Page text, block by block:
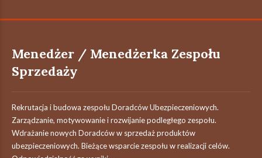
Menedżer / Menedżerka Zespołu
Sprzedaży
Rekrutacja i budowa zespołu Doradców Ubezpieczeniowych.
Zarządzanie, motywowanie i rozwijanie podległego zespołu.
Wdrażanie nowych Doradców w sprzedaż produktów
ubezpieczeniowych. Bieżące wsparcie zespołu w realizacji celów.